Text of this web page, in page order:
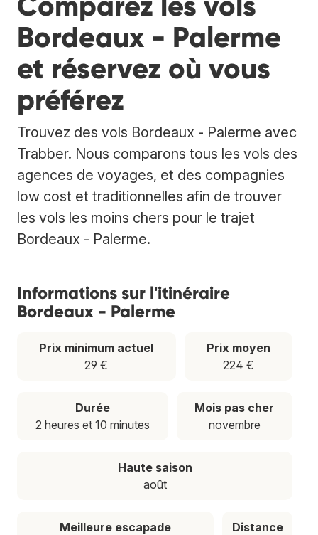
Bordeaux - Palerme
et réservez où vous
préférez
Trouvez des vols Bordeaux - Palerme avec
Trabber. Nous comparons tous les vols des
agences de voyages, et des compagnies
low cost et traditionnelles afin de trouver
les vols les moins chers pour le trajet
Bordeaux - Palerme.
Informations sur l'itinéraire
Bordeaux - Palerme
Prix minimum actuel
29 €
Prix moyen
224 €
Durée
2 heures et 10 minutes
Mois pas cher
novembre
Haute saison
août
Meilleure escapade
Distance